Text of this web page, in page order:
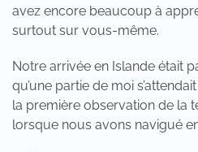
avez encore beaucoup à
surtout sur vous-même.
Notre arrivée en Islande était
qu’une partie de moi
la première observation de la
lorsque nous avons navigué